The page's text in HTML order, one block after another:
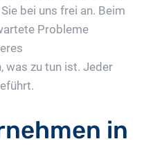
bei uns frei an. Beim
Probleme
was zu tun ist. Jeder
in